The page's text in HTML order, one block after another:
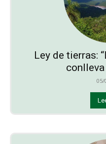
Ley de tierras:
conlleva
05/